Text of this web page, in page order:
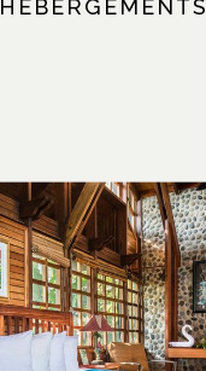
HÉBERGEMENTS